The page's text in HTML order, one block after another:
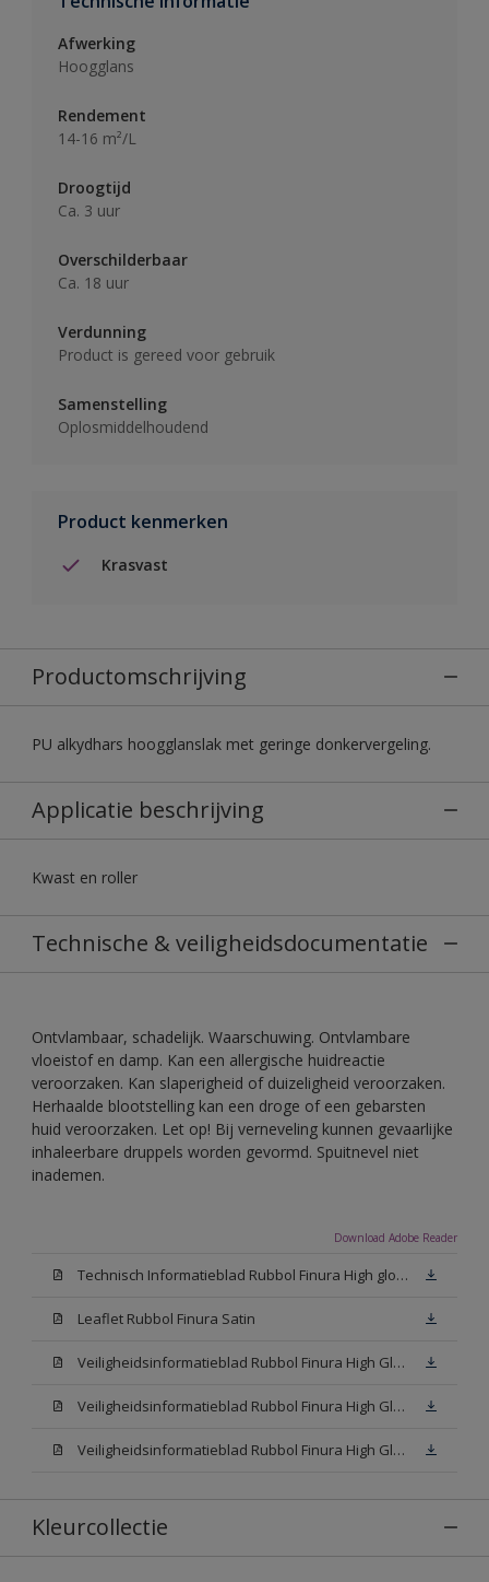
Afwerking
Hoogglans
Rendement
14-16 m²/L
Droogtijd
Ca. 3 uur
Overschilderbaar
Ca. 18 uur
Verdunning
Product is gereed voor gebruik
Samenstelling
Oplosmiddelhoudend
Product kenmerken
Krasvast
Productomschrijving
PU alkydhars hoogglanslak met geringe donkervergeling.
Applicatie beschrijving
Kwast en roller
Technische & veiligheidsdocumentatie
Ontvlambaar, schadelijk. Waarschuwing. Ontvlambare
vloeistof en damp. Kan een allergische huidreactie
veroorzaken. Kan slaperigheid of duizeligheid veroorzaken.
Herhaalde blootstelling kan een droge of een gebarsten
huid veroorzaken. Let op! Bij verneveling kunnen gevaarlijke
inhaleerbare druppels worden gevormd. Spuitnevel niet
inademen.
Download Adobe Reader
Technisch Informatieblad Rubbol Finura High gloss (PDF)
Leaflet Rubbol Finura Satin
Veiligheidsinformatieblad Rubbol Finura High Gloss W05 (MSDS)
Veiligheidsinformatieblad Rubbol Finura High Gloss White (MSDS)
Veiligheidsinformatieblad Rubbol Finura High Gloss N00 (MSDS)
Kleurcollectie